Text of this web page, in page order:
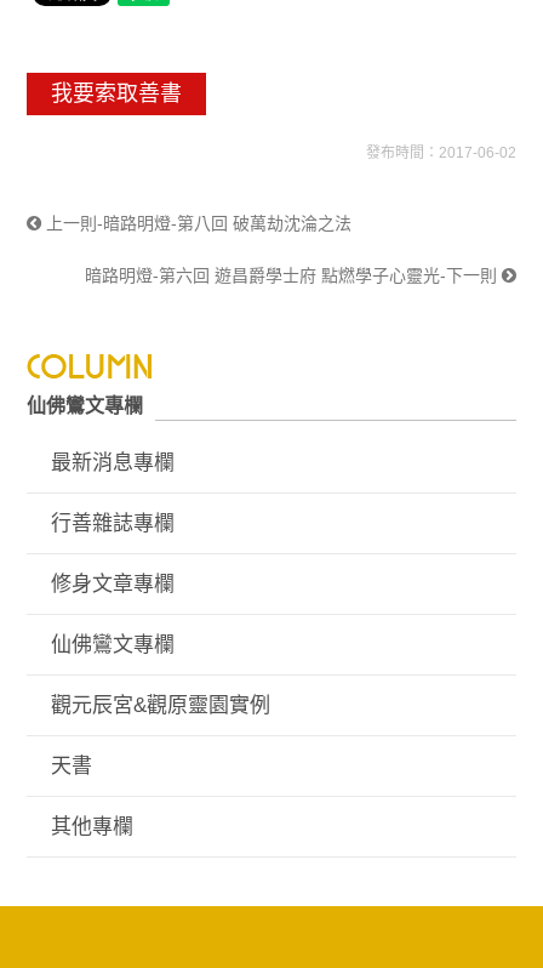
我要索取善書
發布時間：2017-06-02
上一則-暗路明燈-第八回 破萬劫沈淪之法
暗路明燈-第六回 遊昌爵學士府 點燃學子心靈光-下一則
仙佛鸞文專欄
最新消息專欄
行善雜誌專欄
修身文章專欄
仙佛鸞文專欄
觀元辰宮&觀原靈園實例
天書
其他專欄